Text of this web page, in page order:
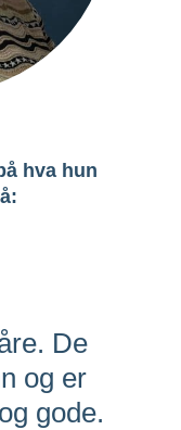
hva hun
De
og er
gode.